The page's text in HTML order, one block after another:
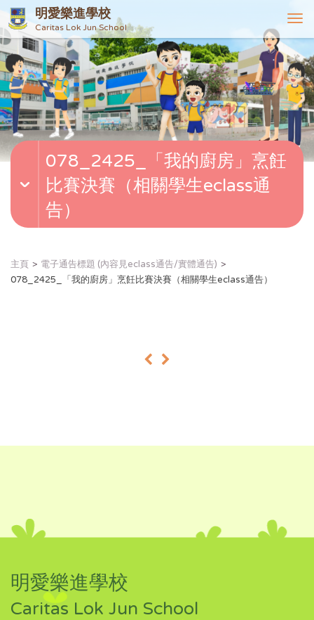
明愛樂進學校
Caritas Lok Jun School
T
o
g
g
l
e
n
v
i
078_2425_「我的廚房」烹飪
比賽決賽（相關學生eclass通
告）
主頁
電子通告標題 (內容見eclass通告/實體通告)
078_2425_「我的廚房」烹飪比賽決賽（相關學生eclass通告）
« »
明愛樂進學校
Caritas Lok Jun School